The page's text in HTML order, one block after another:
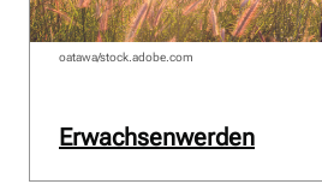
Erwachsenwerden
oatawa/stock.adobe.com